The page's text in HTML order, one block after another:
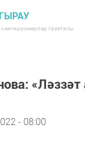
яшүсмерләр газетасы
«Ләззәт
- 08:00